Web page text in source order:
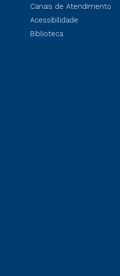
Canais de Atendimento
Acessibilidade
Biblioteca